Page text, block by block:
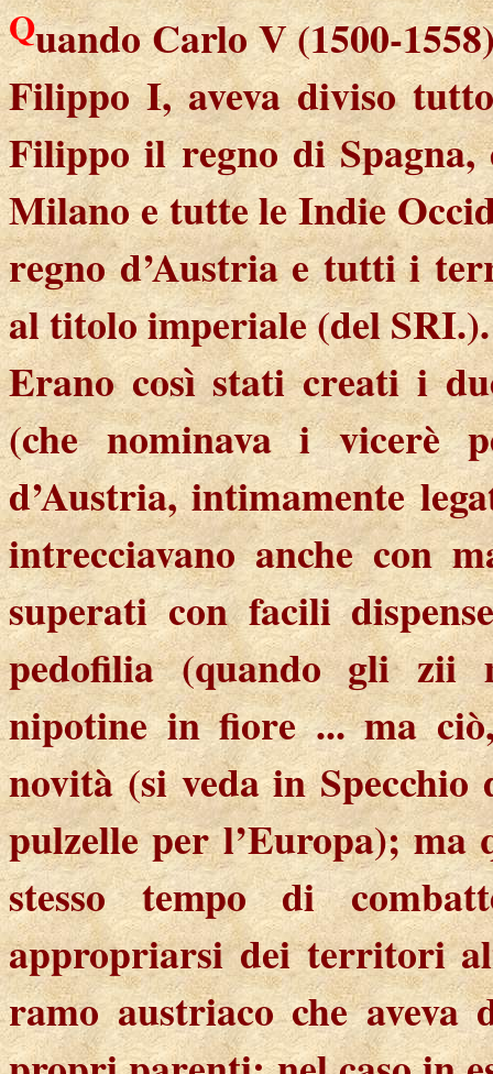
Quando Carlo V (1500-
Filippo I, aveva diviso
Filippo il regno di
Milano e tutte le Indie
regno d’Austria e tutti i
al titolo imperiale (del SRI.).
Erano così stati creati i
(che nominava i vicerè
d’Austria, intimamente
intrecciavano anche con
superati con facili
pedofilia (quando gli zii
nipotine in fiore ... ma
novità (si veda in Specchio
pulzelle per l’Europa); ma
stesso tempo di
appropriarsi dei territori
ramo austriaco che aveva